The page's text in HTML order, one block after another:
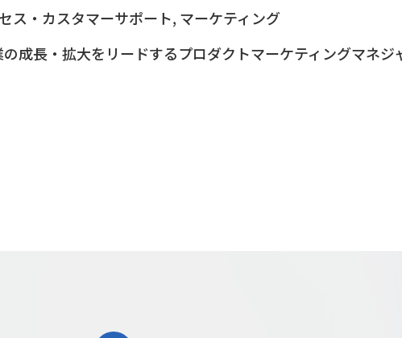
ス・カスタマーサポート, マーケティング
成長・拡大をリードするプロダクトマーケティングマネジ